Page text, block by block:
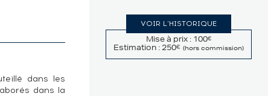
dans les
dans la
VOIR L'HISTORIQUE
Mise à prix : 100€
Estimation : 250€ (hors commission)